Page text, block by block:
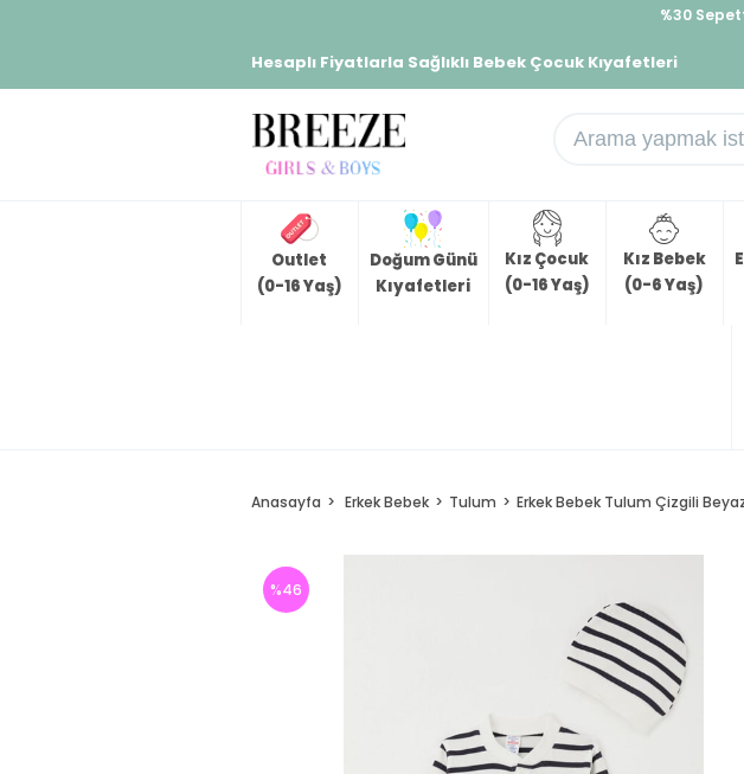
%30
Hesaplı Fiyatlarla Sağlıklı Bebek Çocuk Kıyafetleri
Outlet
(0-16 Yaş)
Doğum Günü
Kıyafetleri
Kız Çocuk
(0-16 Yaş)
Kız Bebek
(0-6 Yaş)
Anasayfa Erkek Bebek Tulum Erkek Bebek Tulum Çizgili
%46